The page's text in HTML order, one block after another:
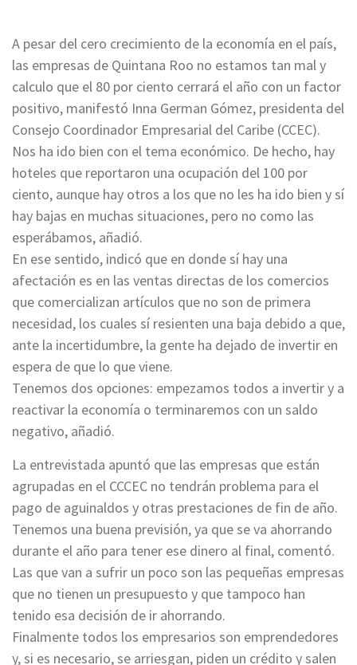
A pesar del cero crecimiento de la economía en el país,
las empresas de Quintana Roo no estamos tan mal y
calculo que el 80 por ciento cerrará el año con un factor
positivo, manifestó Inna German Gómez, presidenta del
Consejo Coordinador Empresarial del Caribe (CCEC).
Nos ha ido bien con el tema económico. De hecho, hay
hoteles que reportaron una ocupación del 100 por
ciento, aunque hay otros a los que no les ha ido bien y sí
hay bajas en muchas situaciones, pero no como las
esperábamos, añadió.
En ese sentido, indicó que en donde sí hay una
afectación es en las ventas directas de los comercios
que comercializan artículos que no son de primera
necesidad, los cuales sí resienten una baja debido a que,
ante la incertidumbre, la gente ha dejado de invertir en
espera de que lo que viene.
Tenemos dos opciones: empezamos todos a invertir y a
reactivar la economía o terminaremos con un saldo
negativo, añadió.
La entrevistada apuntó que las empresas que están
agrupadas en el CCCEC no tendrán problema para el
pago de aguinaldos y otras prestaciones de fin de año.
Tenemos una buena previsión, ya que se va ahorrando
durante el año para tener ese dinero al final, comentó.
Las que van a sufrir un poco son las pequeñas empresas
que no tienen un presupuesto y que tampoco han
tenido esa decisión de ir ahorrando.
Finalmente todos los empresarios son emprendedores
y, si es necesario, se arriesgan, piden un crédito y salen